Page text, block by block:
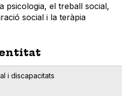
psicologia, el treball social,
social i la teràpia
i discapacitats